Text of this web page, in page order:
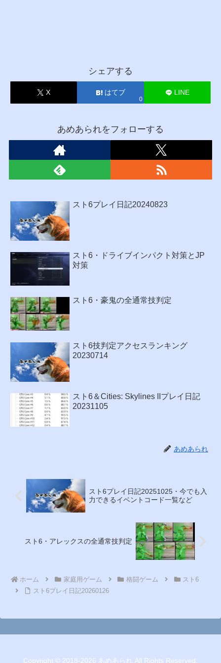
シェアする
X はてブ
0
LINE
あめあられをフォローする
スト6プレイ日記20240823
スト6・ドライブインパクト対策とJP
対策
スト6・豪鬼の全通常技判定
スト6技判定アクセスランキング
20230714
スト6＆Cities: Skylines IIプレイ日記
20231105
あめあられ
スト6プレイ日記20251025・今でも入
力できるイベントコード一覧など
スト6・アレックスの全通常技判定
ホーム 家庭用ゲーム 格闘ゲーム
スト6
スト6プレイ日記20260126
Copyright © 2018-2026 あめあられ All Rights Reserved.